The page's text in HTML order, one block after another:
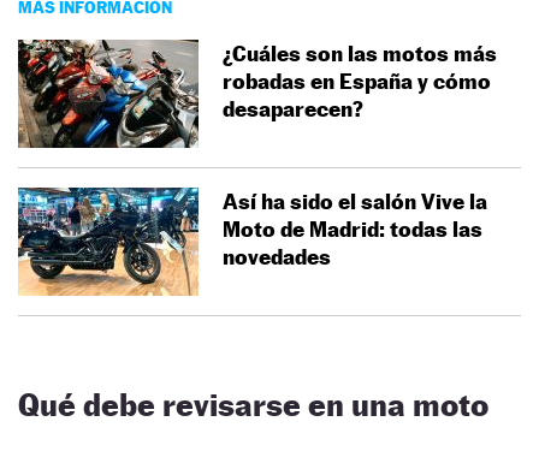
MÁS INFORMACIÓN
¿Cuáles son las motos más
robadas en España y cómo
desaparecen?
Así ha sido el salón Vive la
Moto de Madrid: todas las
novedades
Qué debe revisarse en una moto